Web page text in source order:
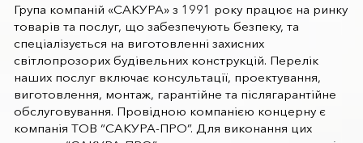
Група компаній «САКУРА» з 1991 року працює на ринку
товарів та послуг, що забезпечують безпеку, та
спеціалізується на виготовленні захисних
світлопрозорих будівельних конструкцій. Перелік
наших послуг включає консультації, проектування,
виготовлення, монтаж, гарантійне та післягарантійне
обслуговування. Провідною компанією концерну є
компанія ТОВ “САКУРА-ПРО”. Для виконання цих